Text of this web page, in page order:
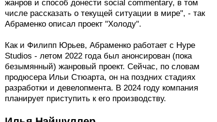
"Спутника". Абраменко привлечен к проекту в
качестве исполнительного продюсера.
Производством фильма занимаются компании Village
и 6th & Idaho Мэтта Ривза ("Бэтмен").
Зимой 2023 года появилась информация, что Егор
Абраменко снимет хоррор "Страна Бога" (God's
Country) по сценарию Уилла Судика ("Мир Дикого
Запада"). Главную роль исполнит Мария Бакалова
("Борат 2"). "Это своего рода стилистический микс,
где хоррор - подложка для исследования других